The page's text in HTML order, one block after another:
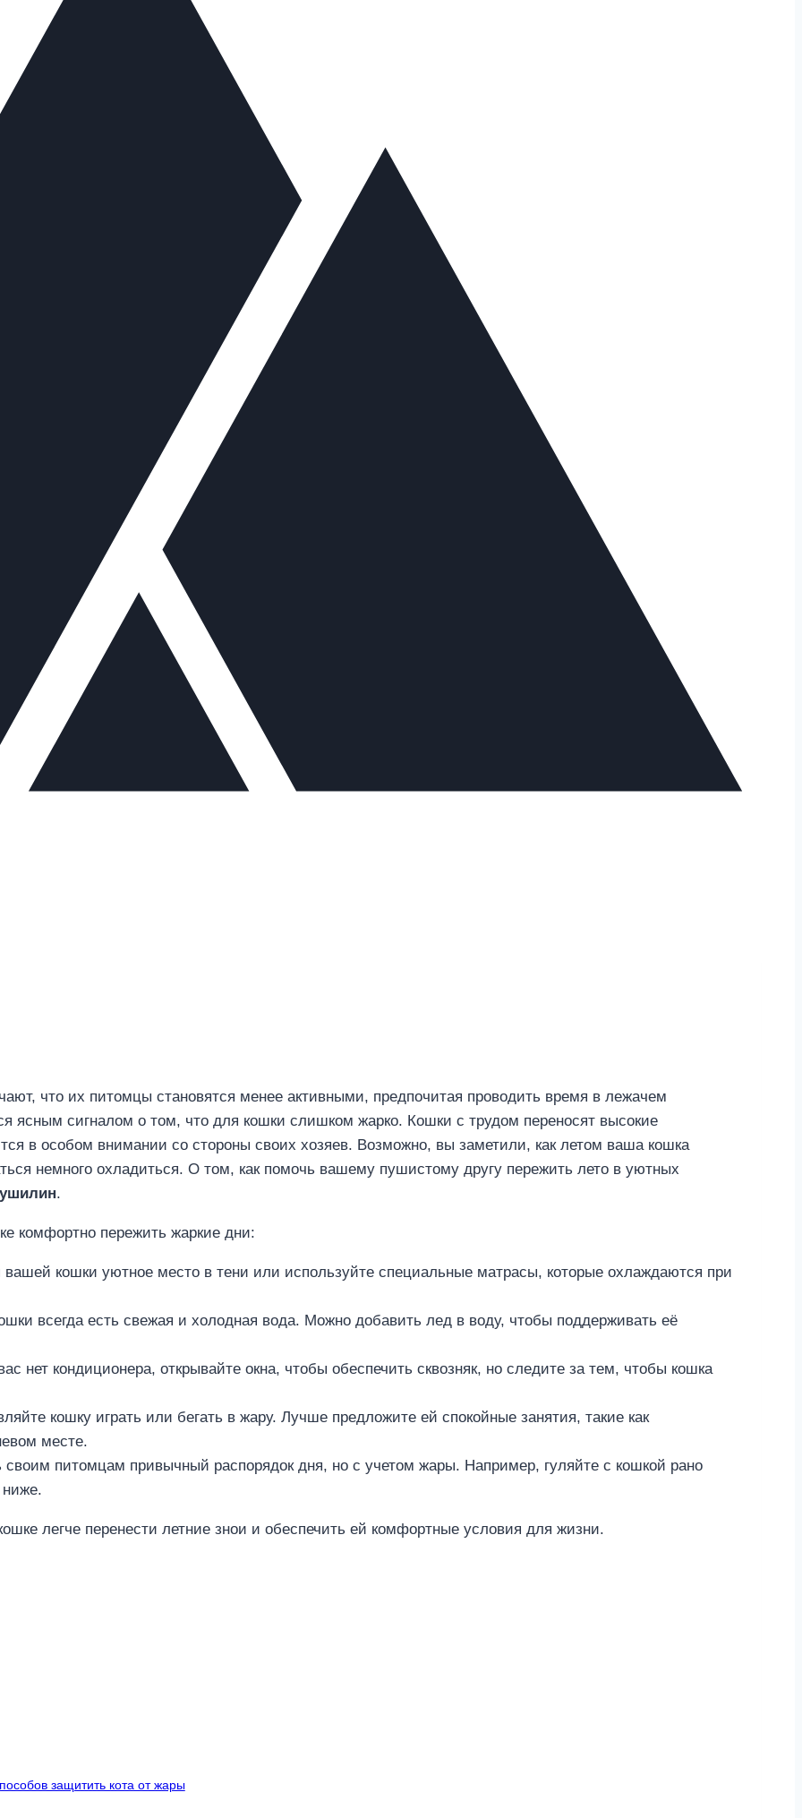
что их питомцы становятся менее активными, предпочитая проводить время в лежачем
ясным сигналом о том, что для кошки слишком жарко. Кошки с трудом переносят высокие
в особом внимании со стороны своих хозяев. Возможно, вы заметили, как летом ваша кошка
немного охладиться. О том, как помочь вашему пушистому другу пережить лето в уютных
.
комфортно пережить жаркие дни:
кошки уютное место в тени или используйте специальные матрасы, которые охлаждаются при
всегда есть свежая и холодная вода. Можно добавить лед в воду, чтобы поддерживать её
нет кондиционера, открывайте окна, чтобы обеспечить сквозняк, но следите за тем, чтобы кошка
кошку играть или бегать в жару. Лучше предложите ей спокойные занятия, такие как
месте.
питомцам привычный распорядок дня, но с учетом жары. Например, гуляйте с кошкой рано
ниже.
легче перенести летние знои и обеспечить ей комфортные условия для жизни.
защитить кота от жары